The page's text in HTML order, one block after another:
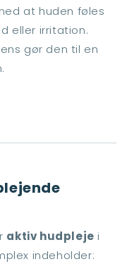
at huden føles
eller irritation.
gør den til en
aktiv hudpleje i
indeholder: